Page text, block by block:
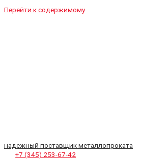
Перейти к содержимому
надежный поставщик металлопроката
+7 (345) 253-67-42